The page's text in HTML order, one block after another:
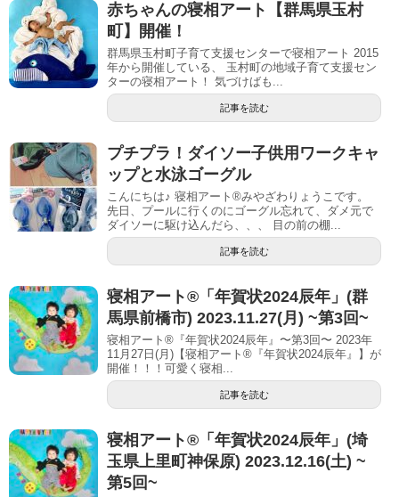
赤ちゃんの寝相アート【群馬県玉村
町】開催！
群馬県玉村町子育て支援センターで寝相アート 2015
年から開催している、 玉村町の地域子育て支援セン
ターの寝相アート！ 気づけばも...
記事を読む
プチプラ！ダイソー子供用ワークキャ
ップと水泳ゴーグル
こんにちは♪ 寝相アート®︎みやざわりょうこです。
先日、プールに行くのにゴーグル忘れて、ダメ元で
ダイソーに駆け込んだら、、、 目の前の棚...
記事を読む
寝相アート®︎「年賀状2024辰年」(群
馬県前橋市) 2023.11.27(月) ~第3回~
寝相アート®『年賀状2024辰年』〜第3回〜 2023年
11月27日(月)【寝相アート®︎『年賀状2024辰年』】が
開催！！！可愛く寝相...
記事を読む
寝相アート®︎「年賀状2024辰年」(埼
玉県上里町神保原) 2023.12.16(土) ~
第5回~